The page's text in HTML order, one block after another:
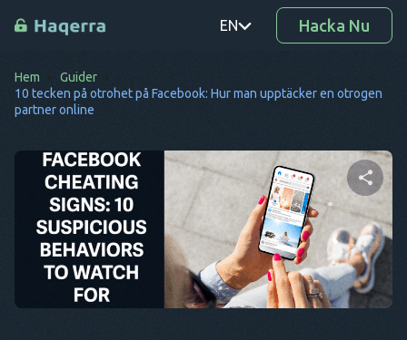
EN
PT
SV
KO
EL
Hacka Nu
Hem
Guider
10 tecken på otrohet på Facebook: Hur man upptäcker en otrogen
partner online
Dela denna artikel
Twitter Facebook Kopiera länk